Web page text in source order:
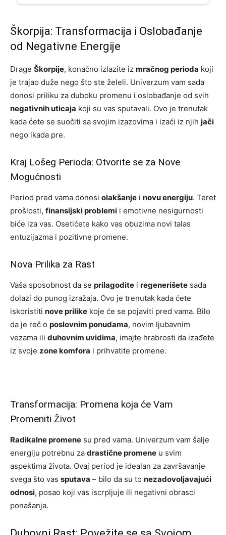
Škorpija: Transformacija i Oslobađanje
od Negativne Energije
Drage Škorpije, konačno izlazite iz mračnog perioda koji
je trajao duže nego što ste želeli. Univerzum vam sada
donosi priliku za duboku promenu i oslobađanje od svih
negativnih uticaja koji su vas sputavali. Ovo je trenutak
kada ćete se suočiti sa svojim izazovima i izaći iz njih jači
nego ikada pre.
Kraj Lošeg Perioda: Otvorite se za Nove
Mogućnosti
Period pred vama donosi olakšanje i novu energiju. Teret
prošlosti, finansijski problemi i emotivne nesigurnosti
biće iza vas. Osetićete kako vas obuzima novi talas
entuzijazma i pozitivne promene.
Nova Prilika za Rast
Vaša sposobnost da se prilagodite i regenerišete sada
dolazi do punog izražaja. Ovo je trenutak kada ćete
iskoristiti nove prilike koje će se pojaviti pred vama. Bilo
da je reč o poslovnim ponudama, novim ljubavnim
vezama ili duhovnim uvidima, imajte hrabrosti da izađete
iz svoje zone komfora i prihvatite promene.
Transformacija: Promena koja će Vam
Promeniti Život
Radikalne promene su pred vama. Univerzum vam šalje
energiju potrebnu za drastične promene u svim
aspektima života. Ovaj period je idealan za završavanje
svega što vas sputava – bilo da su to nezadovoljavajući
odnosi, posao koji vas iscrpljuje ili negativni obrasci
ponašanja.